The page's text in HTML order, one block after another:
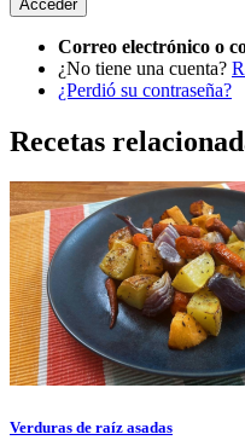
Correo electrónico o
¿No tiene una cuenta?
¿Perdió su contraseña?
Recetas
Verduras de raíz asadas